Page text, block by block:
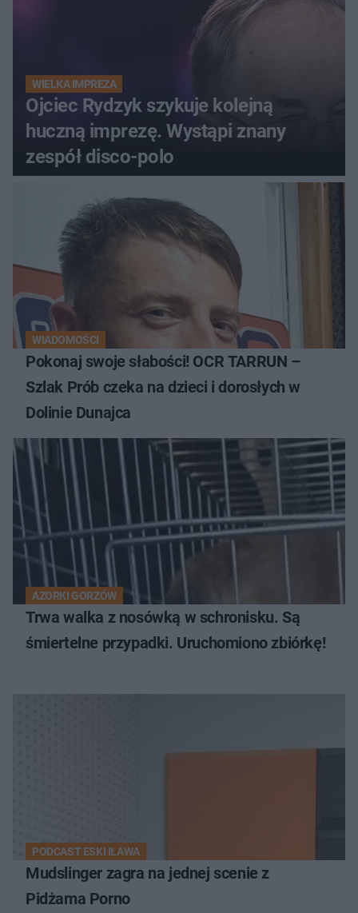
WIELKA IMPREZA
Ojciec Rydzyk szykuje kolejną
huczną imprezę. Wystąpi znany
zespół disco-polo
WIADOMOŚCI
Pokonaj swoje słabości! OCR TARRUN –
Szlak Prób czeka na dzieci i dorosłych w
Dolinie Dunajca
AZORKI GORZÓW
Trwa walka z nosówką w schronisku. Są
śmiertelne przypadki. Uruchomiono zbiórkę!
PODCAST ESKI IŁAWA
Mudslinger zagra na jednej scenie z
Pidżama Porno